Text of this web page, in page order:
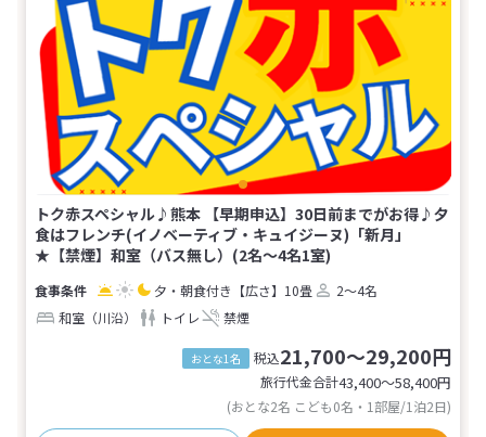
トク赤スペシャル♪熊本 【早期申込】30日前までがお得♪夕
食はフレンチ(イノベーティブ・キュイジーヌ)「新月」
★【禁煙】和室（バス無し）(2名～4名1室)
夕・朝食付き 【広さ】10畳
2～4名
和室（川沿）
トイレ 禁煙
おとな1名 税込21,700～29,200円
旅行代金合計43,400〜58,400円
(おとな2名 こども0名・1部屋/1泊2日)